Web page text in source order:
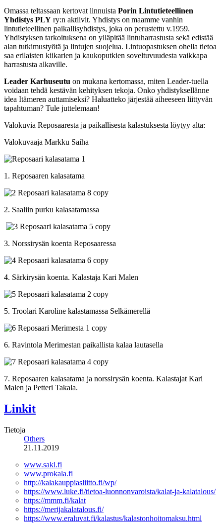
Omassa teltassaan kertovat linnuista Porin Lintutieteellinen
Yhdistys PLY ry:n aktiivit. Yhdistys on maamme vanhin
lintutieteellinen paikallisyhdistys, joka on perustettu v.1959.
Yhdistyksen tarkoituksena on ylläpitää lintuharrastusta sekä edistää
alan tutkimustyötä ja lintujen suojelua. Lintuopastuksen ohella tietoa
saa erilaisten kiikarien ja kaukoputkien soveltuvuudesta vaikkapa
harrastusta alkaville.
Leader Karhuseutu on mukana kertomassa, miten Leader-tuella
voidaan tehdä kestävän kehityksen tekoja. Onko yhdistyksellänne
idea Itämeren auttamiseksi? Haluatteko järjestää aiheeseen liittyvän
tapahtuman? Tule juttelemaan!
Valokuvia Reposaaresta ja paikallisesta kalastuksesta löytyy alta:
Valokuvaaja Markku Saiha
1. Reposaaren kalasatama
2. Saaliin purku kalasatamassa
3. Norssirysän koenta Reposaaressa
4. Särkirysän koenta. Kalastaja Kari Malen
5. Troolari Karoline kalastamassa Selkämerellä
6. Ravintola Merimestan paikallista kalaa lautasella
7. Reposaaren kalasatama ja norssirysän koenta. Kalastajat Kari
Malen ja Petteri Takala.
Linkit
Tietoja
Others
21.11.2019
www.sakl.fi
www.prokala.fi
http://kalakauppiasliitto.fi/wp/
https://www.luke.fi/tietoa-luonnonvaroista/kalat-ja-kalatalous/
https://mmm.fi/kalat
https://merijakalatalous.fi/
https://www.eraluvat.fi/kalastus/kalastonhoitomaksu.html